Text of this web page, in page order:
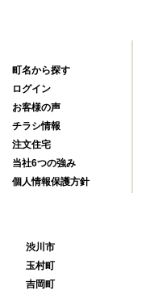
町名から探す
ログイン
お客様の声
チラシ情報
注文住宅
当社6つの強み
個人情報保護方針
渋川市
玉村町
吉岡町